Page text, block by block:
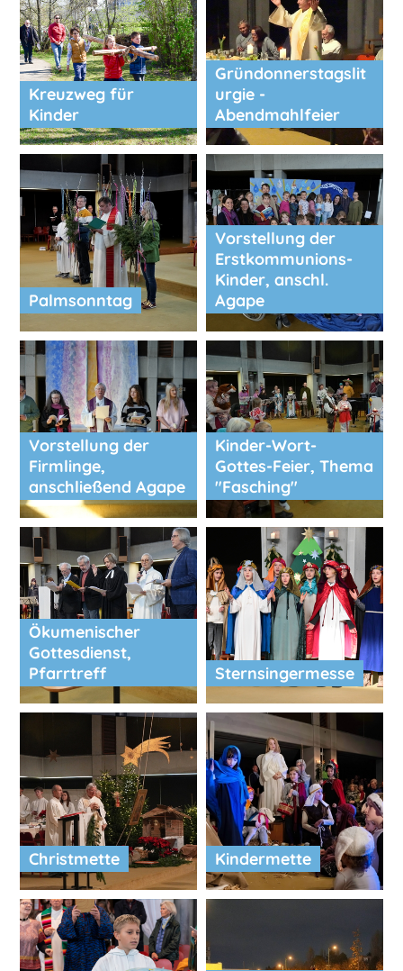
Kreuzweg für
Kinder
Gründonnerstagslit
urgie -
Abendmahlfeier
Palmsonntag
Vorstellung der
Erstkommunions-
Kinder, anschl.
Agape
Vorstellung der
Firmlinge,
anschließend Agape
Kinder-Wort-
Gottes-Feier, Thema
"Fasching"
Ökumenischer
Gottesdienst,
Pfarrtreff
Sternsingermesse
Christmette Kindermette